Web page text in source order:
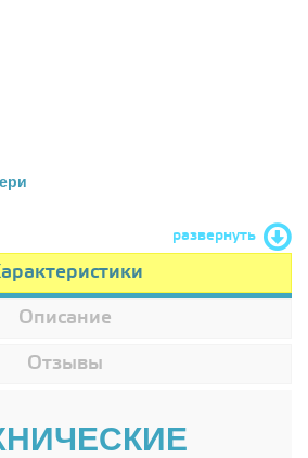
развернуть
Описание
Отзывы